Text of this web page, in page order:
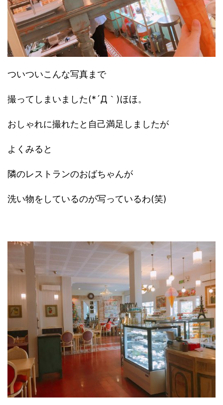
ついついこんな写真まで
撮ってしまいました(*´Д｀)ほほ。
おしゃれに撮れたと自己満足しましたが
よくみると
隣のレストランのおばちゃんが
洗い物をしているのが写っているわ(笑)